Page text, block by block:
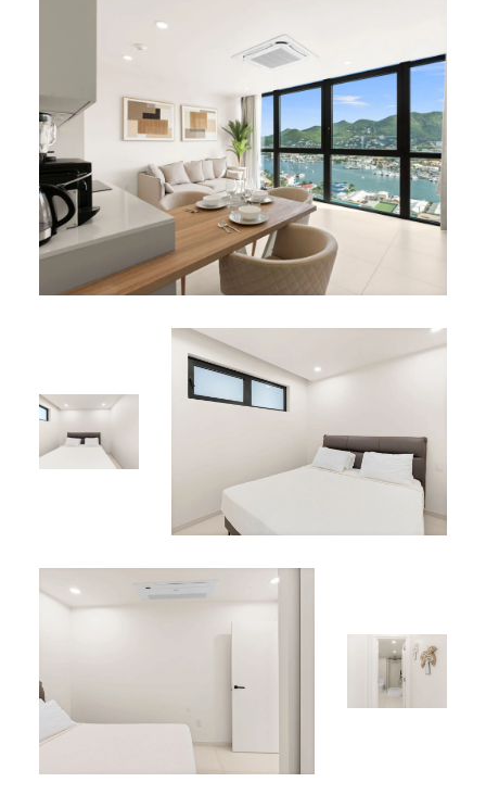
Espace de vie & Accès extérieur :
Balcon privé avec vue sur le lagon, parfait pour
profiter de la brise caribéenne
Avantages Résidentiels
Services :
Entièrement climatisé
Wi-Fi haut débit
Télévision à écran plat
Parking sécurisé
Équipements Partagés :
Piscine rooftop
Zone piscine « Comfort, Modernity & Garden »
Emplacement Idéal
Situé à Simpson Bay, à proximité des plages, restaurants,
boutiques et principales attractions locales.
*
C345 figure dans notre collection de
vacances à Sint Maarten.
*